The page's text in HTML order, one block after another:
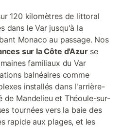
120 kilomètres de littoral
dans le Var jusqu'à la
Monaco au passage. Nos
sur la Côte d'Azurse
familiaux du Var
balnéaires comme
installés dans l'arrière-
de Mandelieu et Théoule-sur-
tournées vers la baie des
rapide aux plages, et les